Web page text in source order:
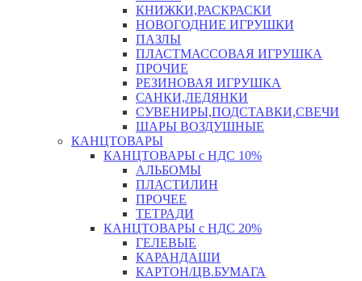
КНИЖКИ,РАСКРАСКИ
НОВОГОДНИЕ ИГРУШКИ
ПАЗЛЫ
ПЛАСТМАССОВАЯ ИГРУШКА
ПРОЧИЕ
РЕЗИНОВАЯ ИГРУШКА
САНКИ,ЛЕДЯНКИ
СУВЕНИРЫ,ПОДСТАВКИ,СВЕЧИ
ШАРЫ ВОЗДУШНЫЕ
КАНЦТОВАРЫ
КАНЦТОВАРЫ с НДС 10%
АЛЬБОМЫ
ПЛАСТИЛИН
ПРОЧЕЕ
ТЕТРАДИ
КАНЦТОВАРЫ с НДС 20%
ГЕЛЕВЫЕ
КАРАНДАШИ
КАРТОН/ЦВ.БУМАГА